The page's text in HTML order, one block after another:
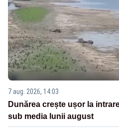
7 aug. 2026, 14:03
Dunărea crește ușor la
sub media lunii august